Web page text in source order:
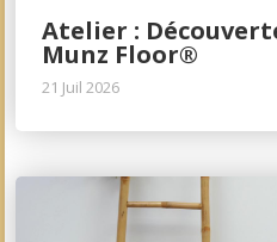
Atelier :
Munz Floor®
21 Juil 2026